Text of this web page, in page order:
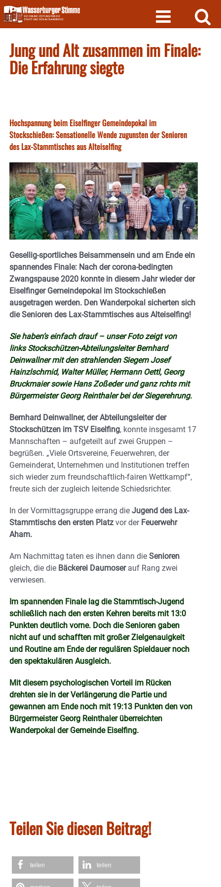
Skip
to
content
Jung und Alt zusammen im Finale:
Die Erfahrung siegte
Hochspannung beim Eiselfinger Gemeindepokal im
Stockschießen: Sensationelle Wende zugunsten der Senioren
des Lax-Stammtisches aus Alteiselfing
Gesellig-sportliches Beisammensein und am Ende ein
spannendes Finale: Nach der corona-bedingten
Zwangspause 2020 konnte in diesem Jahr wieder der
Eiselfinger Gemeindepokal im Stockschießen
ausgetragen werden. Den Wanderpokal sicherten sich
die Senioren des Lax-Stammtisches aus Alteiselfing!
Sie haben’s einfach drauf – unser Foto zeigt von
links Stockschützen-Abteilungsleiter Bernhard
Deinwallner mit den strahlenden Siegern Josef
Hainzlschmid, Walter Müller, Hermann Oettl, Georg
Bruckmaier sowie Hans Zoßeder und ganz rchts mit
Bürgermeister Georg Reinthaler bei der Siegerehrung.
Bernhard Deinwallner, der Abteilungsleiter der
Stockschützen im TSV Eiselfing, konnte insgesamt 17
Mannschaften – aufgeteilt auf zwei Gruppen –
begrüßen. „Viele Ortsvereine, Feuerwehren, der
Gemeinderat, Unternehmen und Institutionen treffen
sich wieder zum freundschaftlich-fairen Wettkampf“,
freute sich der zugleich leitende Schiedsrichter.
In der Vormittagsgruppe errang die Jugend des Lax-
Stammtischs den ersten Platz vor derFeuerwehr
Aham.
Am Nachmittag taten es ihnen dann die Senioren
gleich, die die Bäckerei Daumoserauf Rang zwei
verwiesen.
Im spannenden Finale lag die Stammtisch-Jugend
schließlich nach den ersten Kehren bereits mit 13:0
Punkten deutlich vorne. Doch die Senioren gaben
nicht auf und schafften mit großer Zielgenauigkeit
und Routine am Ende der regulären Spieldauer noch
den spektakulären Ausgleich.
Mit diesem psychologischen Vorteil im Rücken
drehten sie in der Verlängerung die Partie und
gewannen am Ende noch mit 19:13 Punkten den von
Bürgermeister Georg Reinthaler überreichten
Wanderpokal der Gemeinde Eiselfing.
Teilen Sie diesen Beitrag!
teilen teilen